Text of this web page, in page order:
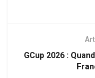
GCup 2026 :